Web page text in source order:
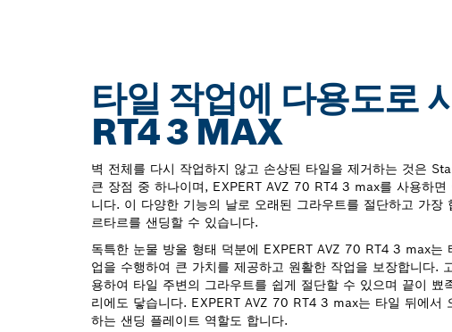
타일 작업에 다용도로
RT4 3 MAX
벽 전체를 다시 작업하지 않고 손상된 타일을 제거하는 것은
큰 장점 중 하나이며, EXPERT AVZ 70 RT4 3 max를 사용하면
니다. 이 다양한 기능의 날로 오래된 그라우트를 절단하고 가장
르타르를 샌딩할 수 있습니다.
독특한 눈물 방울 형태 덕분에 EXPERT AVZ 70 RT4 3 max는
업을 수행하여 큰 가치를 제공하고 원활한 작업을 보장합니다.
용하여 타일 주변의 그라우트를 쉽게 절단할 수 있으며 끝이 뾰
리에도 닿습니다. EXPERT AVZ 70 RT4 3 max는 타일 뒤에서
하는 샌딩 플레이트 역할도 합니다.